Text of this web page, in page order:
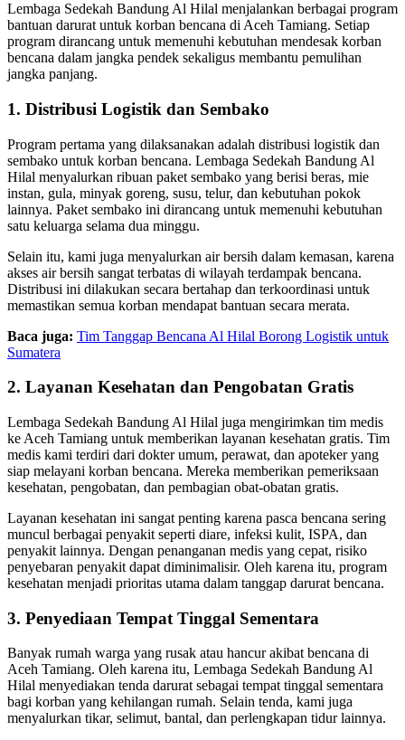
Lembaga Sedekah Bandung Al Hilal menjalankan berbagai program
bantuan darurat untuk korban bencana di Aceh Tamiang. Setiap
program dirancang untuk memenuhi kebutuhan mendesak korban
bencana dalam jangka pendek sekaligus membantu pemulihan
jangka panjang.
1. Distribusi Logistik dan Sembako
Program pertama yang dilaksanakan adalah distribusi logistik dan
sembako untuk korban bencana. Lembaga Sedekah Bandung Al
Hilal menyalurkan ribuan paket sembako yang berisi beras, mie
instan, gula, minyak goreng, susu, telur, dan kebutuhan pokok
lainnya. Paket sembako ini dirancang untuk memenuhi kebutuhan
satu keluarga selama dua minggu.
Selain itu, kami juga menyalurkan air bersih dalam kemasan, karena
akses air bersih sangat terbatas di wilayah terdampak bencana.
Distribusi ini dilakukan secara bertahap dan terkoordinasi untuk
memastikan semua korban mendapat bantuan secara merata.
Baca juga: Tim Tanggap Bencana Al Hilal Borong Logistik untuk
Sumatera
2. Layanan Kesehatan dan Pengobatan Gratis
Lembaga Sedekah Bandung Al Hilal juga mengirimkan tim medis
ke Aceh Tamiang untuk memberikan layanan kesehatan gratis. Tim
medis kami terdiri dari dokter umum, perawat, dan apoteker yang
siap melayani korban bencana. Mereka memberikan pemeriksaan
kesehatan, pengobatan, dan pembagian obat-obatan gratis.
Layanan kesehatan ini sangat penting karena pasca bencana sering
muncul berbagai penyakit seperti diare, infeksi kulit, ISPA, dan
penyakit lainnya. Dengan penanganan medis yang cepat, risiko
penyebaran penyakit dapat diminimalisir. Oleh karena itu, program
kesehatan menjadi prioritas utama dalam tanggap darurat bencana.
3. Penyediaan Tempat Tinggal Sementara
Banyak rumah warga yang rusak atau hancur akibat bencana di
Aceh Tamiang. Oleh karena itu, Lembaga Sedekah Bandung Al
Hilal menyediakan tenda darurat sebagai tempat tinggal sementara
bagi korban yang kehilangan rumah. Selain tenda, kami juga
menyalurkan tikar, selimut, bantal, dan perlengkapan tidur lainnya.